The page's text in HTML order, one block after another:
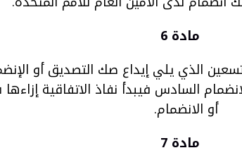
مادة 6
الذي يلي إيداع صك التصديق أو
السادس فيبدأ نفاذ الاتفاقية
أو الانضمام.
مادة 7